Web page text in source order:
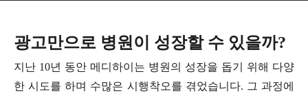
광고만으로 병원이 성장할 수 있을까?
지난 10년 동안 메디하이는 병원의 성장을 돕기 위해 다양
한 시도를 하며 수많은 시행착오를 겪었습니다. 그 과정에